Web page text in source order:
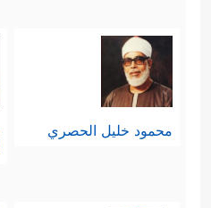
محمود خليل الحصري